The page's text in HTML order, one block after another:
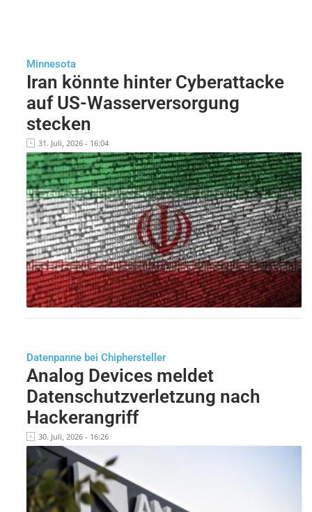
Minnesota
Iran könnte hinter Cyberattacke
auf US-Wasserversorgung
stecken
31. Juli, 2026 - 16:04
Datenpanne bei Chiphersteller
Analog Devices meldet
Datenschutzverletzung nach
Hackerangriff
30. Juli, 2026 - 16:26